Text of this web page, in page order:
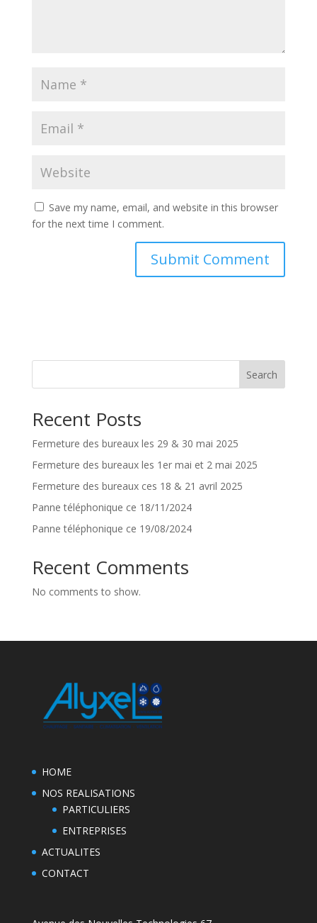
Save my name, email, and website in this browser
for the next time I comment.
Search
Recent Posts
Fermeture des bureaux les 29 & 30 mai 2025
Fermeture des bureaux les 1er mai et 2 mai 2025
Fermeture des bureaux ces 18 & 21 avril 2025
Panne téléphonique ce 18/11/2024
Panne téléphonique ce 19/08/2024
Recent Comments
No comments to show.
HOME
NOS REALISATIONS
PARTICULIERS
ENTREPRISES
ACTUALITES
CONTACT